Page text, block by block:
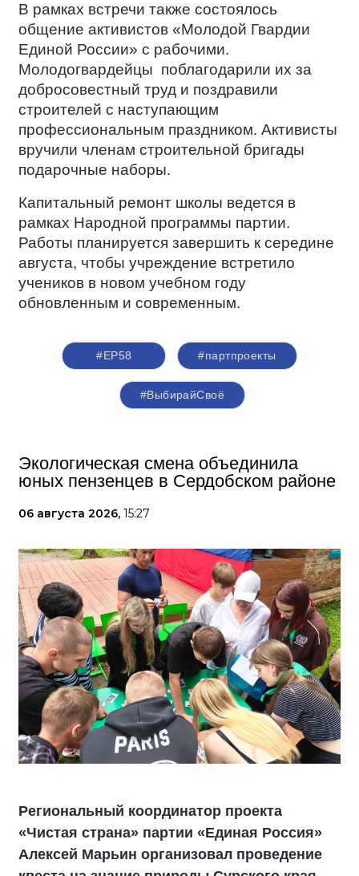
В рамках встречи также состоялось
общение активистов «Молодой Гвардии
Единой России» с рабочими.
Молодогвардейцы поблагодарили их за
добросовестный труд и поздравили
строителей с наступающим
профессиональным праздником. Активисты
вручили членам строительной бригады
подарочные наборы.
Капитальный ремонт школы ведется в
рамках Народной программы партии.
Работы планируется завершить к середине
августа, чтобы учреждение встретило
учеников в новом учебном году
обновленным и современным.
#ЕР58 #партпроекты
#ВыбирайСвоё
Экологическая смена объединила
юных пензенцев в Сердобском районе
06 августа 2026, 15:27
Региональный координатор проекта
«Чистая страна» партии «Единая Россия»
Алексей Марьин организовал проведение